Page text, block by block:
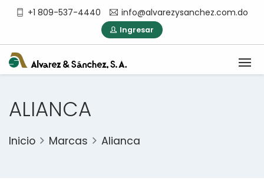
+1 809-537-4440 info@alvarezysanchez.com.do
Ingresar
ALIANCA
Inicio Marcas Alianca